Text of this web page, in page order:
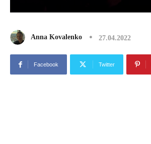
Anna Kovalenko 27.04.2022
Facebook Twitter